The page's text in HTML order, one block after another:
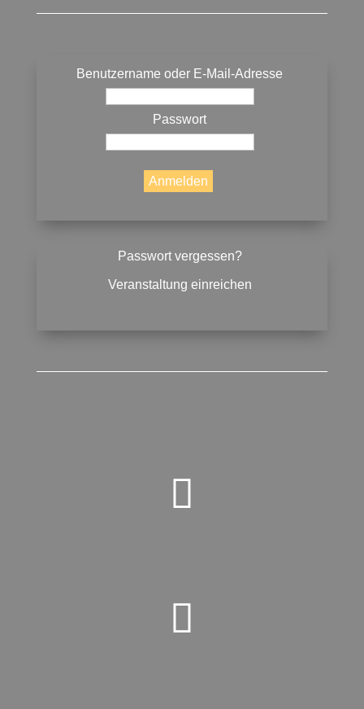
Benutzername oder E-Mail-Adresse
Passwort
Passwort vergessen?
Veranstaltung einreichen